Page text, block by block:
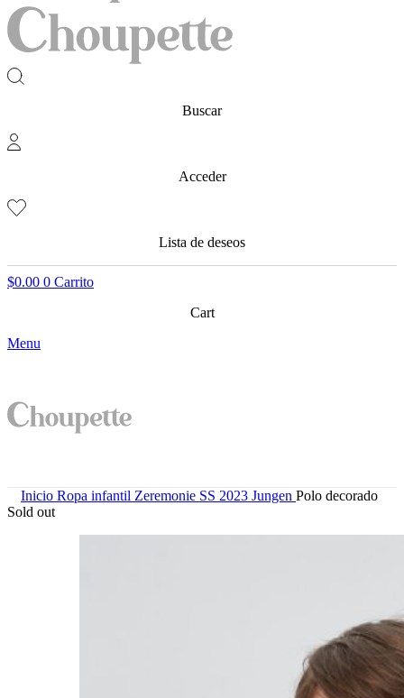
Buscar
Acceder
Lista de deseos
$0.00 0 Carrito
Cart
Menu
Inicio Ropa infantil Zeremonie SS 2023 Jungen Polo decorado
Sold out